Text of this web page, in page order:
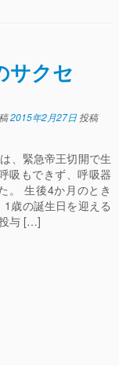
サクセ
2015年2月27日 投稿
、緊急帝王切開で生
吸もできず、呼吸器
。 生後4か月のとき
歳の誕生日を迎える
与 […]